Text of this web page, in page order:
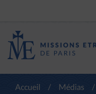
Accueil / Médias /